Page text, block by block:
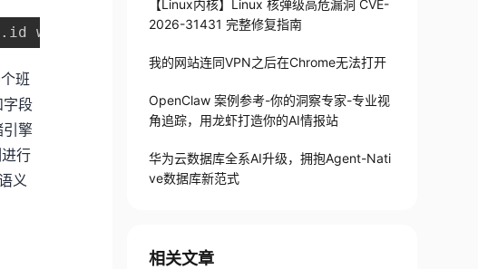
where A.age > 10 and B.grade = 4;
班
段
引擎
行
义
【Linux内核】Linux 核弹级高危漏洞 CVE-
2026-31431 完整修复指南
我的网站连同VPN之后在Chrome无法打开
OpenClaw 案例参考-你的洞察专家-专业视
角追踪，用龙虾打造你的AI情报站
华为云数据库全系AI升级，拥抱Agent-Nati
ve数据库新范式
相关文章